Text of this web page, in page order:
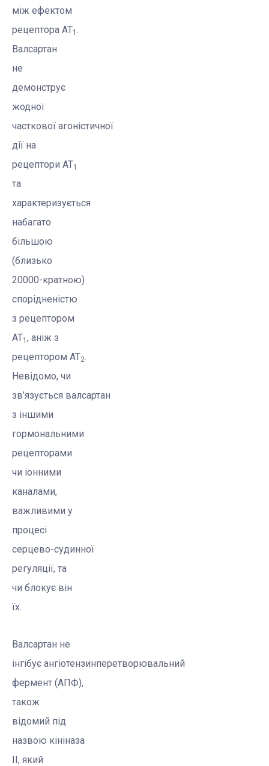
між ефектом
рецептора AT1 .
Валсартан
не
демонструє
жодної
часткової агоністичної
дії на
рецептори AT1
та
характеризується
набагато
більшою
(близько
20000-кратною)
спорідненістю
з рецептором
AT1 , аніж з
рецептором AT2.
Невідомо, чи
зв’язується валсартан
з іншими
гормональними
рецепторами
чи іонними
каналами,
важливими у
процесі
серцево-судинної
регуляції, та
чи блокує він
їх.
Валсартан не
інгібує ангіотензинперетворювальний
фермент (АПФ),
також
відомий під
назвою кініназа
II, який